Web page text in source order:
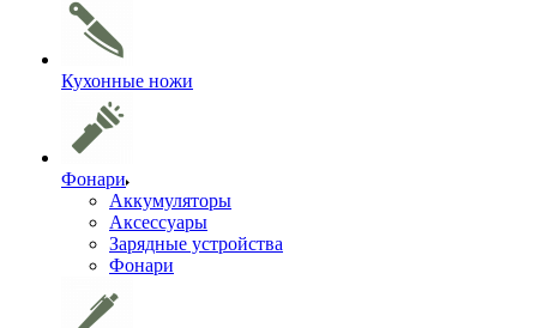
Кухонные ножи
Фонари
Аккумуляторы
Аксессуары
Зарядные устройства
Фонари